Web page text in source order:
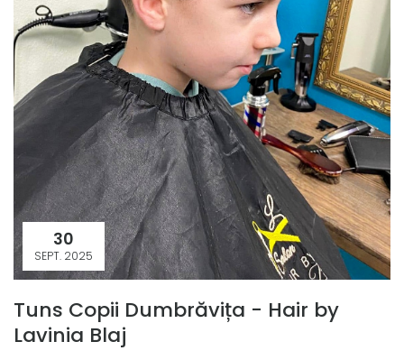
30
SEPT. 2025
Tuns Copii Dumbrăvița - Hair by
Lavinia Blaj